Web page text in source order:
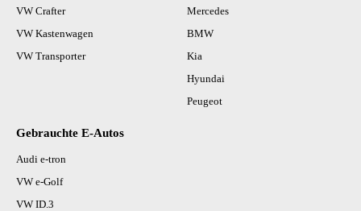
VW Crafter
VW Kastenwagen
VW Transporter
Mercedes
BMW
Kia
Hyundai
Peugeot
Gebrauchte E-Autos
Audi e-tron
VW e-Golf
VW ID.3